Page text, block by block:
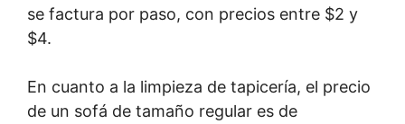
se factura por paso, con precios entre $2 y
$4.
En cuanto a la limpieza de tapicería, el precio
de un sofá de tamaño regular es de